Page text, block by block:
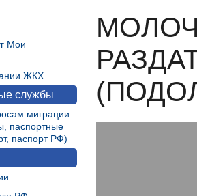
Мои
ЖКХ
службы
миграции
паспорт РФ)